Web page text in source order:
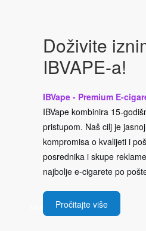
Doživite
IBVAPE-a!
IBVape - Premium E-
IBVape kombinira 15-
pristupom. Naš cilj je
kompromisa o kvalijeti i
posrednika i skupe
najbolje e-cigarete po
Pročitajte više